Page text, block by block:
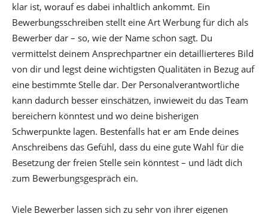
klar ist, worauf es dabei inhaltlich ankommt. Ein
Bewerbungsschreiben stellt eine Art Werbung für dich als
Bewerber dar – so, wie der Name schon sagt. Du
vermittelst deinem Ansprechpartner ein detaillierteres Bild
von dir und legst deine wichtigsten Qualitäten in Bezug auf
eine bestimmte Stelle dar. Der Personalverantwortliche
kann dadurch besser einschätzen, inwieweit du das Team
bereichern könntest und wo deine bisherigen
Schwerpunkte lagen. Bestenfalls hat er am Ende deines
Anschreibens das Gefühl, dass du eine gute Wahl für die
Besetzung der freien Stelle sein könntest – und lädt dich
zum Bewerbungsgespräch ein.
Viele Bewerber lassen sich zu sehr von ihrer eigenen